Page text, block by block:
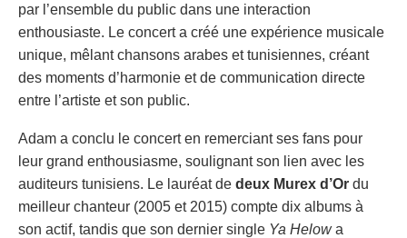
par l’ensemble du public dans une interaction
enthousiaste. Le concert a créé une expérience musicale
unique, mêlant chansons arabes et tunisiennes, créant
des moments d’harmonie et de communication directe
entre l’artiste et son public.
Adam a conclu le concert en remerciant ses fans pour
leur grand enthousiasme, soulignant son lien avec les
auditeurs tunisiens. Le lauréat de deux Murex d’Or du
meilleur chanteur (2005 et 2015) compte dix albums à
son actif, tandis que son dernier single Ya Helowa